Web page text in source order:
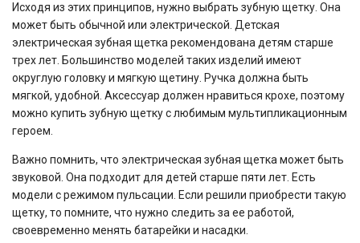
Исходя из этих принципов, нужно выбрать зубную щетку. Она
может быть обычной или электрической. Детская
электрическая зубная щетка рекомендована детям старше
трех лет. Большинство моделей таких изделий имеют
округлую головку и мягкую щетину. Ручка должна быть
мягкой, удобной. Аксессуар должен нравиться крохе, поэтому
можно купить зубную щетку с любимым мультипликационным
героем.
Важно помнить, что электрическая зубная щетка может быть
звуковой. Она подходит для детей старше пяти лет. Есть
модели с режимом пульсации. Если решили приобрести такую
щетку, то помните, что нужно следить за ее работой,
своевременно менять батарейки и насадки.